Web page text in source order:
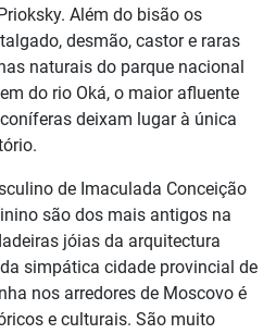
Além do bisão os
desmão, castor e raras
naturais do parque nacional
do rio Oká, o maior afluente
deixam lugar à única
de Imaculada Conceição
são dos mais antigos na
jóias da arquitectura
simpática cidade provincial de
nos arredores de Moscovo é
e culturais. São muito